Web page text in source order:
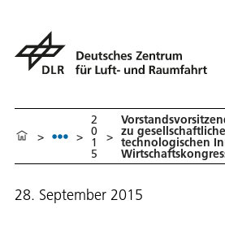
> >
2
0
1
5
> zu
technologischen
28. September 2015